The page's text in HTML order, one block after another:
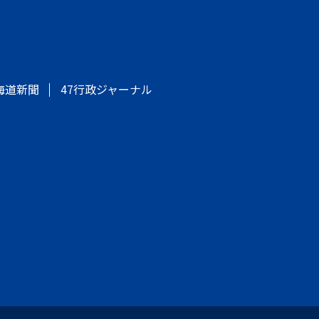
道新聞 47行政ジャーナル